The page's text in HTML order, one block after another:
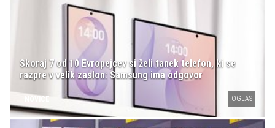
Skoraj 7 od 10 Evropejcev si želi tanek telefon, ki se
razpre v velik zaslon: Samsung ima odgovor
NOVICE OGLAS